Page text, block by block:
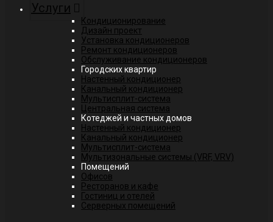
Услуги
Кондиционирование
Дизайн проект
Установка кондиционеров
Ремонт кондиционеров
Обслуживание кондиционеров
Городских квартир
Настенный кондиционер
Канальный кондиционер
Мультисплит-система
Центральная система
Котеджей и частных домов
Настенный кондиционер
Канальный кондиционер
Мультисплит-система
Мультизональные системы (VRF, VRV)
Помещений
Офисов
Ресторанов и кафе
Гостиниц и отелей
Серверных помещений